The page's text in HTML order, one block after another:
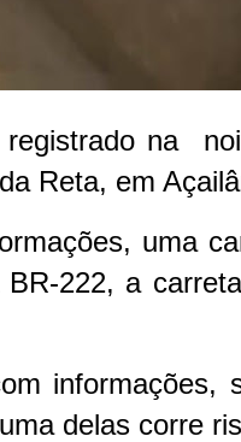
na
Reta, em
uma
222, a
informações,
delas corre